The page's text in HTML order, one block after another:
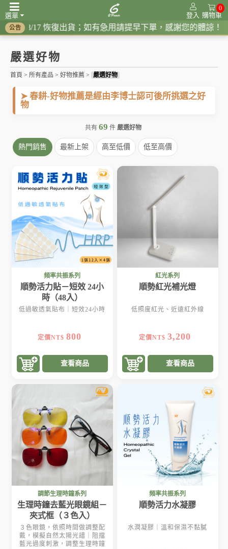
選單 購物車
0
登入
頻率共振系列
調節生理時鐘系列 紅光系列 接地系列 抗電磁波系列
公告
8/17 恢復出貨；如有急用請提早下單，感謝您的體諒！
嚴選好物
首頁 > 所有產品 > 好物推薦 > 嚴選好物
➤ 春耕-好物推薦是經由李博士認可後所挑選之好
物
共有 69 件 嚴選好物
熱門銷售 最新上架 高至低價 低至高價
頻率共振系列
順勢活力貼－短效 24小
時（48入）
低過敏透氣貼布｜短效24小時
定價NT$800
查看商品
紅光系列
順勢紅光補光燈
低照度紅光、近遠紅外線
定價NT$3,200
查看商品
調節生理時鐘系列
生理時鐘去藍光眼鏡組－
夾式框（３色入）
３色眼鏡，依照時間做調整配
戴，模擬自然太陽光譜｜阻擋
藍光過度刺激，調整生理時鐘
頻率共振系列
順勢活力水凝膠
水潤凝膠｜溫和保濕不黏膩